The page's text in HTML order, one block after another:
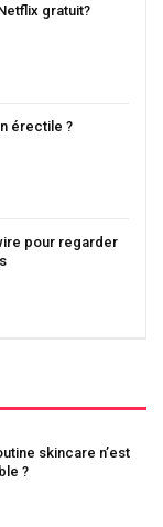
gratuit?
érectile ?
pour regarder
skincare n’est
?